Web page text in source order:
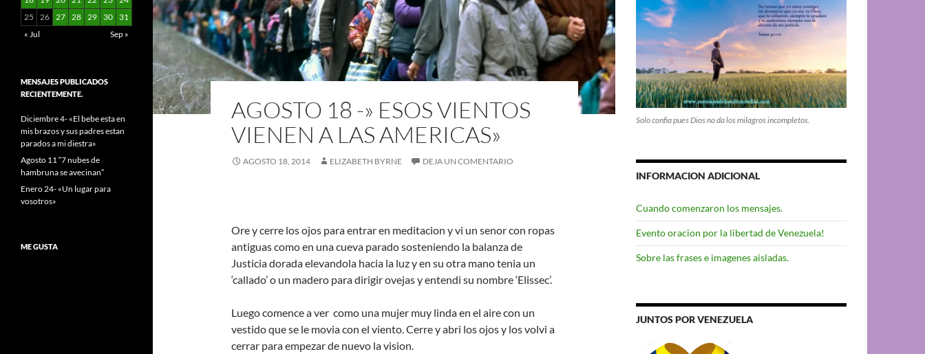
AGOSTO 18 -» ESOS VIENTOS
VIENEN A LAS AMERICAS»
AGOSTO 18, 2014 ELIZABETH BYRNE DEJA UN COMENTARIO
Ore y cerre los ojos para entrar en meditacion y vi un senor con ropas
antiguas como en una cueva parado sosteniendo la balanza de
Justicia dorada elevandola hacia la luz y en su otra mano tenia un
‘callado’ o un madero para dirigir ovejas y entendi su nombre ‘Elissec’.
Luego comence a ver como una mujer muy linda en el aire con un
vestido que se le movia con el viento. Cerre y abri los ojos y los volvi a
cerrar para empezar de nuevo la vision.
Solo confia pues Dios no da los milagros incompletos.
INFORMACION ADICIONAL
Cuando comenzaron los mensajes.
Evento oracion por la libertad de Venezuela!
Sobre las frases e imagenes aisladas.
JUNTOS POR VENEZUELA
25
26 27 28 29 30
31
« Jul
Sep »
MENSAJES PUBLICADOS
RECIENTEMENTE.
Diciembre 4- «El bebe esta en
mis brazos y sus padres estan
parados a mi diestra»
Agosto 11 “7 nubes de
hambruna se avecinan”
Enero 24- «Un lugar para
vosotros»
ME GUSTA